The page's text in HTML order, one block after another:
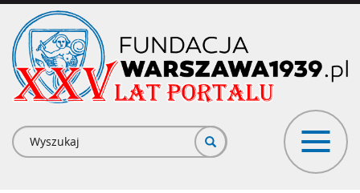
Przejdź
treści
Formularz
wyszukiwania